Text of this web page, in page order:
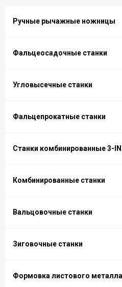
Ручные рычажные ножницы
Фальцеосадочные станки
Угловысечные станки
Фальцепрокатные станки
Станки комбинированные 3-
Комбинированные станки
Вальцовочные станки
Зиговочные станки
Формовка листового металла